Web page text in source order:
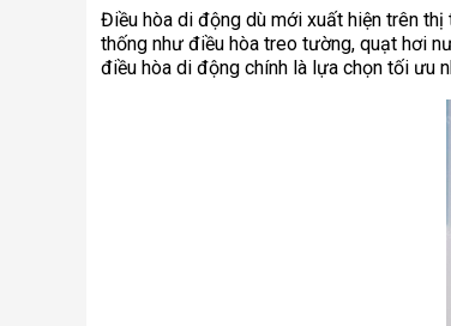
Điều hòa di động dù mới xuất hiện trên
thống như điều hòa treo tường, quạt hơi
điều hòa di động chính là lựa chọn tối ưu